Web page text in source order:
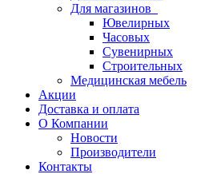
Для магазинов
Ювелирных
Часовых
Сувенирных
Строительных
Медицинская мебель
Акции
Доставка и оплата
О Компании
Новости
Производители
Контакты